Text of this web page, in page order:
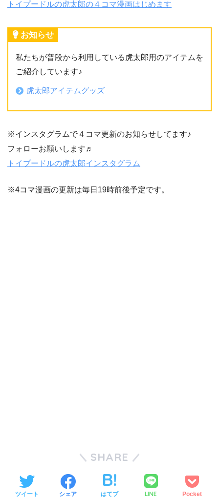
トイプードルの虎太郎の４コマ漫画はじめます
お知らせ
私たちが普段から利用している虎太郎用のアイテムを
ご紹介しています♪
虎太郎アイテムグッズ
※インスタグラムで４コマ更新のお知らせしてます♪
フォローお願いします♬
トイプードルの虎太郎インスタグラム
※4コマ漫画の更新は毎日19時前後予定です。
SHARE
ツイート シェア はてブ LINE Pocket